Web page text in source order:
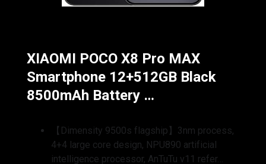
XIAOMI POCO X8 Pro MAX
Smartphone 12+512GB Black
8500mAh Battery …
【Dimensity 9500s flagship】3nm process,
4+4 large core design, NPU890 artificial
intelligence processor, AnTuTu v11 refer…